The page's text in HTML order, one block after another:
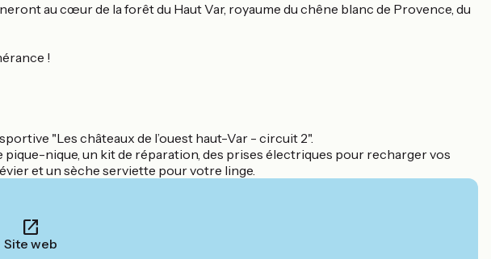
au cœur de la forêt du Haut Var, royaume du chêne blanc de Provence, du
!
"Les châteaux de l’ouest haut-Var - circuit 2".
nique, un kit de réparation, des prises électriques pour recharger vos
et un sèche serviette pour votre linge.
Site web